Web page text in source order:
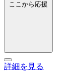
ここから応援
詳細を見る